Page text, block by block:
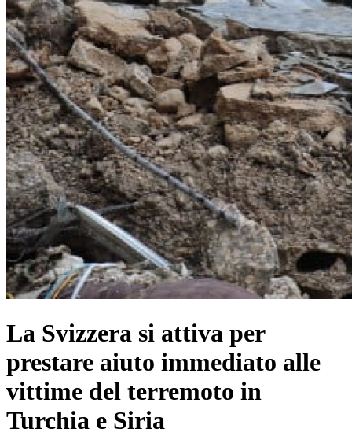
La Svizzera si attiva per
prestare aiuto immediato alle
vittime del terremoto in
Turchia e Siria